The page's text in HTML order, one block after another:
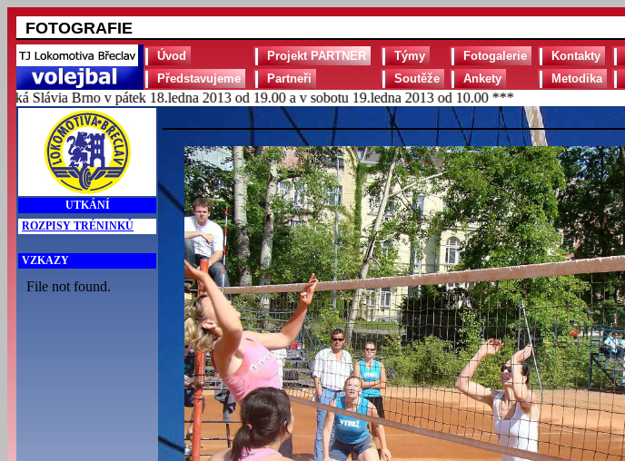
FOTOGRAFIE
Úvod Projekt PARTNER Týmy Fotogalerie Kontakty
Představujeme
Partneři Soutěže Ankety Metodika
Brno v pátek 18.ledna 2013 od 19.00 a v sobotu 19.ledna 2013 od 10.00 ***
UTKÁNÍ
ROZPISY TRÉNINKŮ
VZKAZY